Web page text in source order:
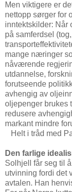
Men viktigere er
nettopp sørger for
inntektskilder: Når
på samferdsel
mange næringer
nåværende
utdannelse,
forutseende
avhengig av
oljepenger brukes
redusere
markant mindre
Helt i tråd med
Den farlige
Solhjell får seg til
utvinning fordi det
avtalen. Han